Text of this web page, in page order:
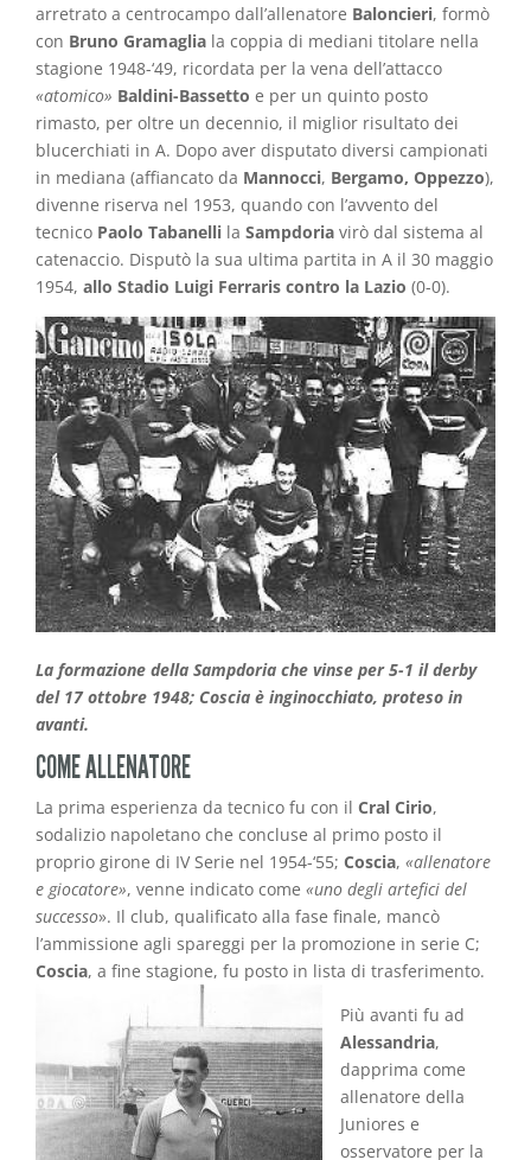
arretrato a centrocampo dall’allenatore Baloncieri, formò
con Bruno Gramaglia la coppia di mediani titolare nella
stagione 1948-‘49, ricordata per la vena dell’attacco
«atomico» Baldini-Bassetto e per un quinto posto
rimasto, per oltre un decennio, il miglior risultato dei
blucerchiati in A. Dopo aver disputato diversi campionati
in mediana (affiancato da Mannocci, Bergamo, Oppezzo),
divenne riserva nel 1953, quando con l’avvento del
tecnico Paolo Tabanelli la Sampdoria virò dal sistema al
catenaccio. Disputò la sua ultima partita in A il 30 maggio
1954, allo Stadio Luigi Ferraris contro la Lazio (0-0).
La formazione della Sampdoria che vinse per 5-1 il derby
del 17 ottobre 1948; Coscia è inginocchiato, proteso in
avanti.
COME ALLENATORE
La prima esperienza da tecnico fu con il Cral Cirio,
sodalizio napoletano che concluse al primo posto il
proprio girone di IV Serie nel 1954-‘55; Coscia, «allenatore
e giocatore», venne indicato come «uno degli artefici del
successo». Il club, qualificato alla fase finale, mancò
l’ammissione agli spareggi per la promozione in serie C;
Coscia, a fine stagione, fu posto in lista di trasferimento.
Più avanti fu ad
Alessandria,
dapprima come
allenatore della
Juniores e
osservatore per la